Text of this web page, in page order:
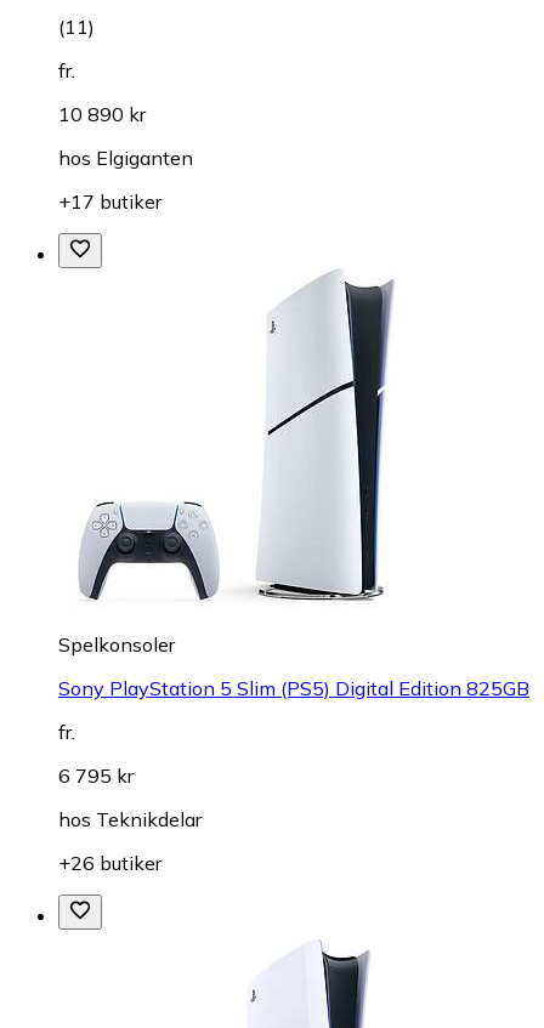
(11)
fr.
10 890 kr
hos Elgiganten
+17 butiker
Spelkonsoler
Sony PlayStation 5 Slim (PS5) Digital Edition 825GB
fr.
6 795 kr
hos Teknikdelar
+26 butiker